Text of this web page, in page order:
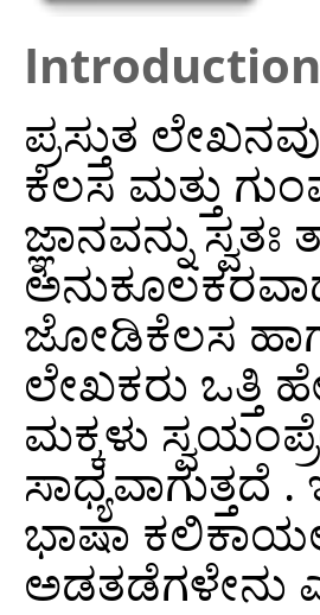
Introduction
ಪ್ರಸ್ತುತ
ಕೆಲಸ ಮತ್ತು
ಜ್ಞಾನವನ್ನು
ಜೋಡಿಕೆಲಸ
ಲೇಖಕರು ಒತ್ತಿ
ಮಕ್ಕಳು
ಭಾಷಾ
ಅಡತಡೆಗಳೇನು